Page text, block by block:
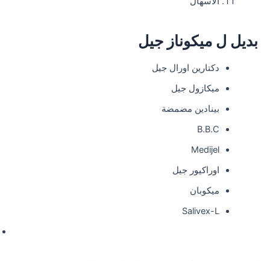
بديل ل ميكوناز جيل
دكتارين اورال جيل
ميكازول جيل
بينادين مضمضة
B.B.C
Medijel
اوراكيور جيل
ميكوبان
Salivex-L